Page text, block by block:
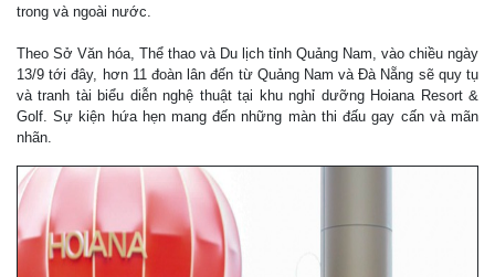
trong và ngoài nước.
Theo Sở Văn hóa, Thể thao và Du lịch tỉnh Quảng Nam, vào chiều ngày
13/9 tới đây, hơn 11 đoàn lân đến từ Quảng Nam và Đà Nẵng sẽ quy tụ
và tranh tài biểu diễn nghệ thuật tại khu nghỉ dưỡng Hoiana Resort &
Golf. Sự kiện hứa hẹn mang đến những màn thi đấu gay cấn và mãn
nhãn.